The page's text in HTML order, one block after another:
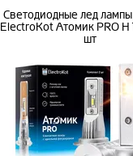
Светодиодные лед лампы
ElectroKot Атомик PRO
шт